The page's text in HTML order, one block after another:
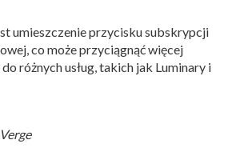
umieszczenie przycisku subskrypcji
co może przyciągnąć więcej
różnych usług, takich jak Luminary i